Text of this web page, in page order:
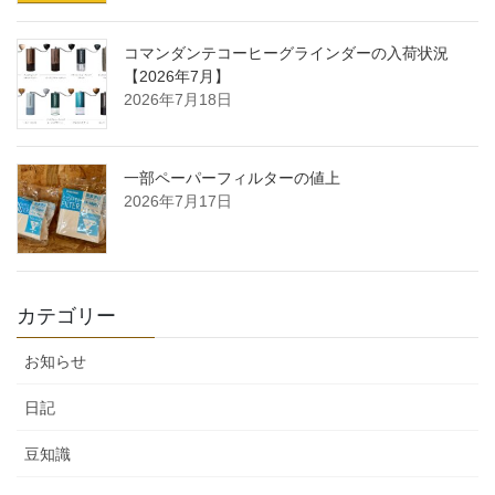
コマンダンテコーヒーグラインダーの入荷状況
【2026年7月】
2026年7月18日
一部ペーパーフィルターの値上
2026年7月17日
カテゴリー
お知らせ
日記
豆知識